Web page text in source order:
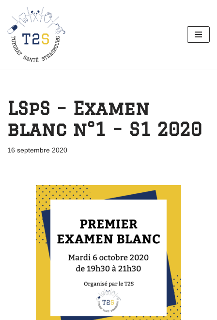
Aller
au
contenu
LSpS – Examen
blanc n°1 – S1 2020
16 septembre 2020